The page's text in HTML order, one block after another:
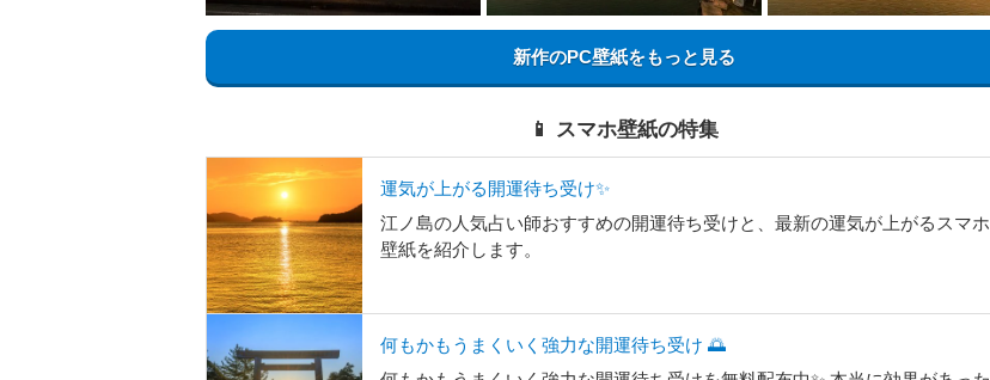
新作のPC壁紙をもっと見る
📱 スマホ壁紙の特集
運気が上がる開運待ち受け✨
江ノ島の人気占い師おすすめの開運待ち受けと、最新の運気が上がるスマホ
壁紙を紹介します。
何もかもうまくいく強力な開運待ち受け 🌅